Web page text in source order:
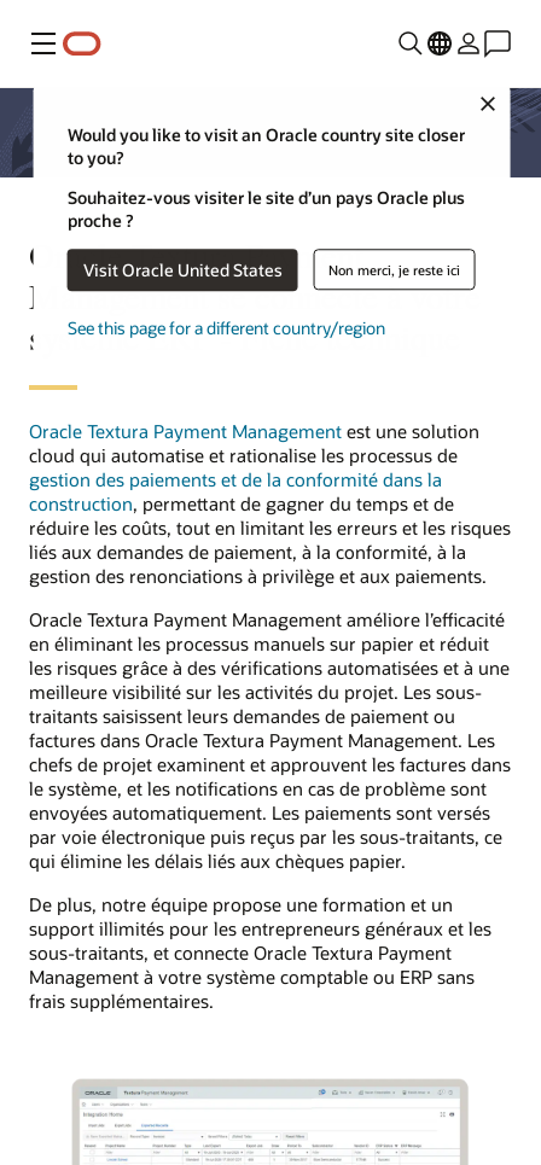
Menu
Close
Would you like to visit an Oracle country site closer
to you?
Souhaitez-vous visiter le site d’un pays Oracle plus
proche ?
Visit Oracle United States Non merci, je reste ici
See this page for a different country/region
Oracle Textura Payment
Management se connecte à votre
système ERP - Fiche technique
Oracle Textura Payment Management est une solution
cloud qui automatise et rationalise les processus de
gestion des paiements et de la conformité dans la
construction, permettant de gagner du temps et de
réduire les coûts, tout en limitant les erreurs et les risques
liés aux demandes de paiement, à la conformité, à la
gestion des renonciations à privilège et aux paiements.
Oracle Textura Payment Management améliore l’efficacité
en éliminant les processus manuels sur papier et réduit
les risques grâce à des vérifications automatisées et à une
meilleure visibilité sur les activités du projet. Les sous-
traitants saisissent leurs demandes de paiement ou
factures dans Oracle Textura Payment Management. Les
chefs de projet examinent et approuvent les factures dans
le système, et les notifications en cas de problème sont
envoyées automatiquement. Les paiements sont versés
par voie électronique puis reçus par les sous-traitants, ce
qui élimine les délais liés aux chèques papier.
De plus, notre équipe propose une formation et un
support illimités pour les entrepreneurs généraux et les
sous-traitants, et connecte Oracle Textura Payment
Management à votre système comptable ou ERP sans
frais supplémentaires.